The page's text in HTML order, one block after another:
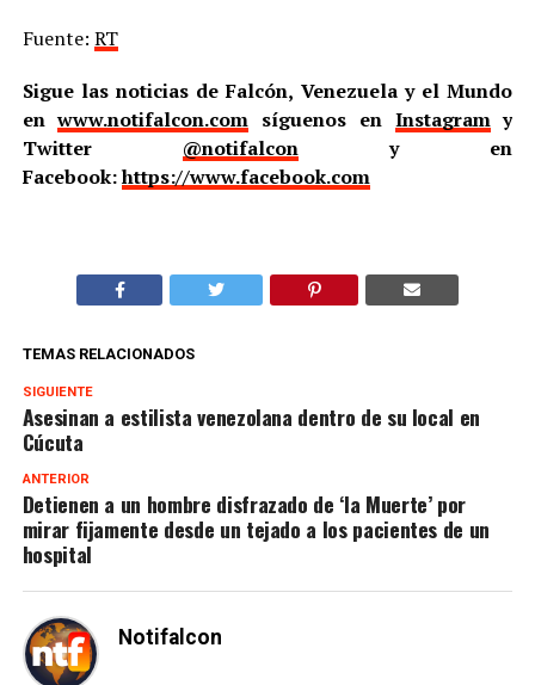
Fuente: RT
Sigue las noticias de Falcón, Venezuela y el Mundo
enwww.notifalcon.com síguenos en Instagramy
Twitter @notifalcony en
Facebook:https://www.facebook.com
TEMAS RELACIONADOS
SIGUIENTE
Asesinan a estilista venezolana dentro de su local en
Cúcuta
ANTERIOR
Detienen a un hombre disfrazado de ‘la Muerte’ por
mirar fijamente desde un tejado a los pacientes de un
hospital
Notifalcon